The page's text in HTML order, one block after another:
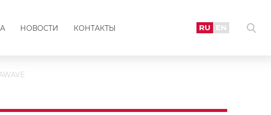
НОВОСТИ КОНТАКТЫ RU EN